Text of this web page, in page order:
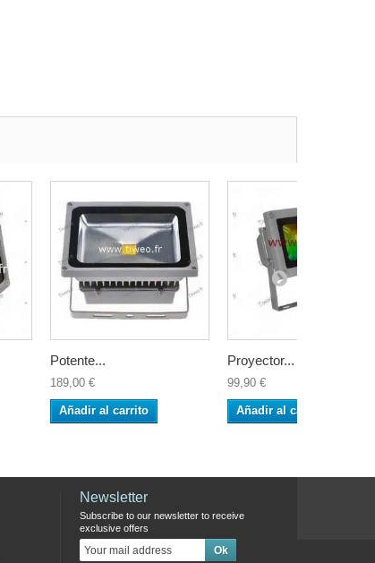
Potente...
189,00 €
Añadir al carrito
Proyector...
99,90 €
Añadir al carrito
Newsletter
Subscribe to our newsletter to receive
exclusive offers